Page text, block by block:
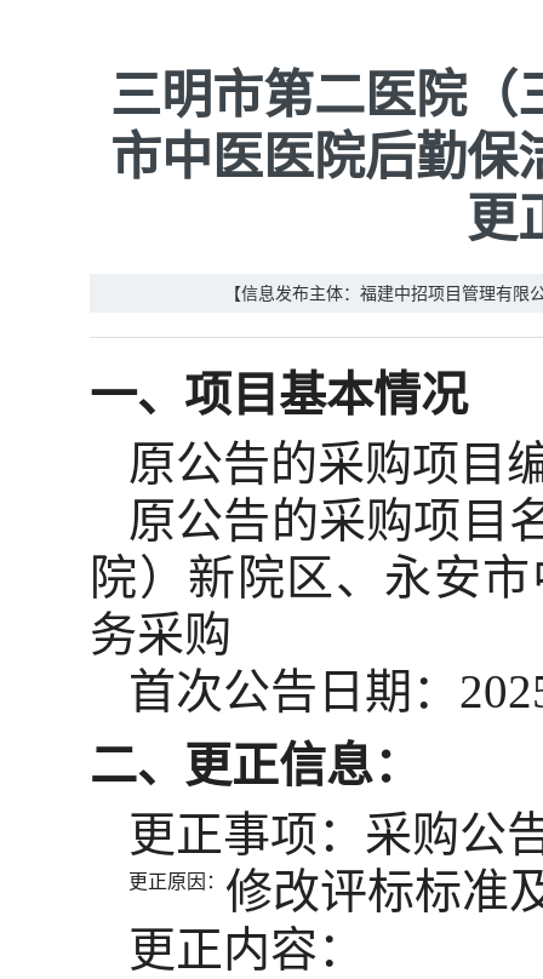
三明市第二医院（
市中医医院后勤保
更
【信息发布主体：福建中招项目管理有限
一、项目基本情况
原公告的采购项目
原公告的采购项目
院）新院区、永安
务采购
首次公告日期：
二、更正信息：
更正事项：采购公
更正原因： 修改评标标准
更正内容：